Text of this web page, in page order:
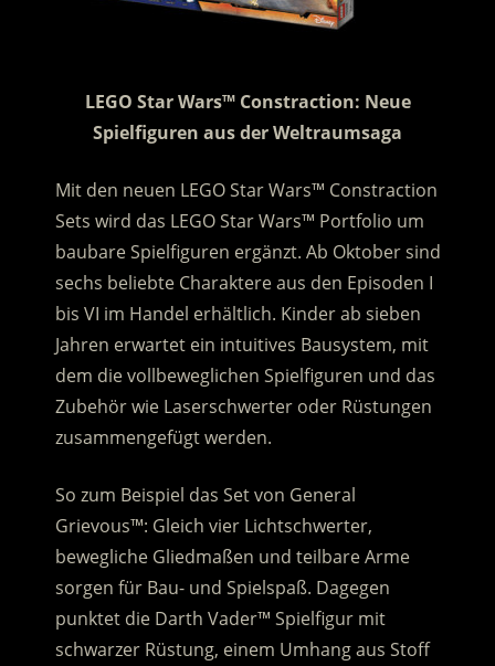
LEGO Star Wars™ Constraction: Neue
Spielfiguren aus der Weltraumsaga
Mit den neuen LEGO Star Wars™ Constraction
Sets wird das LEGO Star Wars™ Portfolio um
baubare Spielfiguren ergänzt. Ab Oktober sind
sechs beliebte Charaktere aus den Episoden I
bis VI im Handel erhältlich. Kinder ab sieben
Jahren erwartet ein intuitives Bausystem, mit
dem die vollbeweglichen Spielfiguren und das
Zubehör wie Laserschwerter oder Rüstungen
zusammengefügt werden.
So zum Beispiel das Set von General
Grievous™: Gleich vier Lichtschwerter,
bewegliche Gliedmaßen und teilbare Arme
sorgen für Bau- und Spielspaß. Dagegen
punktet die Darth Vader™ Spielfigur mit
schwarzer Rüstung, einem Umhang aus Stoff